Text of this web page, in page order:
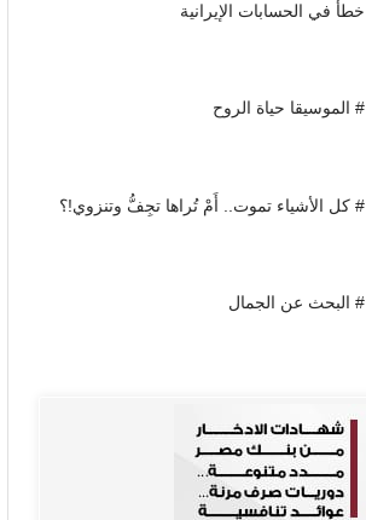
خطأ في الحسابات الإيرانية
# الموسيقا حياة الروح
# كل الأشياء تموت.. أَمْ تُراها تجِفُّ وتنزوي!؟
# البحث عن الجمال